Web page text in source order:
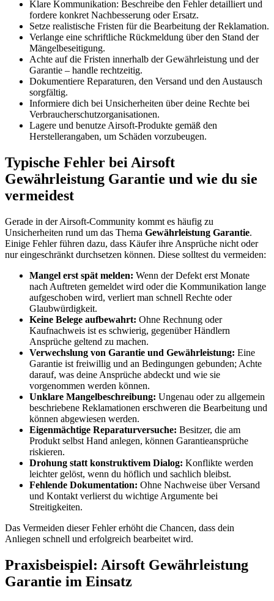
Klare Kommunikation: Beschreibe den Fehler detailliert und
fordere konkret Nachbesserung oder Ersatz.
Setze realistische Fristen für die Bearbeitung der Reklamation.
Verlange eine schriftliche Rückmeldung über den Stand der
Mängelbeseitigung.
Achte auf die Fristen innerhalb der Gewährleistung und der
Garantie – handle rechtzeitig.
Dokumentiere Reparaturen, den Versand und den Austausch
sorgfältig.
Informiere dich bei Unsicherheiten über deine Rechte bei
Verbraucherschutzorganisationen.
Lagere und benutze Airsoft-Produkte gemäß den
Herstellerangaben, um Schäden vorzubeugen.
Typische Fehler bei Airsoft
Gewährleistung Garantie und wie du sie
vermeidest
Gerade in der Airsoft-Community kommt es häufig zu
Unsicherheiten rund um das Thema Gewährleistung Garantie.
Einige Fehler führen dazu, dass Käufer ihre Ansprüche nicht oder
nur eingeschränkt durchsetzen können. Diese solltest du vermeiden:
Mangel erst spät melden: Wenn der Defekt erst Monate
nach Auftreten gemeldet wird oder die Kommunikation lange
aufgeschoben wird, verliert man schnell Rechte oder
Glaubwürdigkeit.
Keine Belege aufbewahrt: Ohne Rechnung oder
Kaufnachweis ist es schwierig, gegenüber Händlern
Ansprüche geltend zu machen.
Verwechslung von Garantie und Gewährleistung: Eine
Garantie ist freiwillig und an Bedingungen gebunden; Achte
darauf, was deine Ansprüche abdeckt und wie sie
vorgenommen werden können.
Unklare Mangelbeschreibung: Ungenau oder zu allgemein
beschriebene Reklamationen erschweren die Bearbeitung und
können abgewiesen werden.
Eigenmächtige Reparaturversuche: Besitzer, die am
Produkt selbst Hand anlegen, können Garantieansprüche
riskieren.
Drohung statt konstruktivem Dialog: Konflikte werden
leichter gelöst, wenn du höflich und sachlich bleibst.
Fehlende Dokumentation: Ohne Nachweise über Versand
und Kontakt verlierst du wichtige Argumente bei
Streitigkeiten.
Das Vermeiden dieser Fehler erhöht die Chancen, dass dein
Anliegen schnell und erfolgreich bearbeitet wird.
Praxisbeispiel: Airsoft Gewährleistung
Garantie im Einsatz